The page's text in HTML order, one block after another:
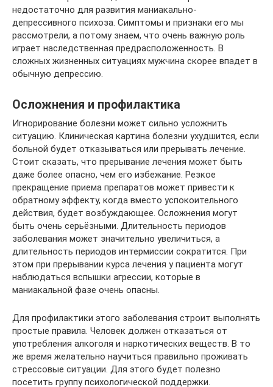
недостаточно для развития маниакально-
депрессивного психоза. Симптомы и признаки его мы
рассмотрели, а потому знаем, что очень важную роль
играет наследственная предрасположенность. В
сложных жизненных ситуациях мужчина скорее впадет в
обычную депрессию.
Осложнения и профилактика
Игнорирование болезни может сильно усложнить
ситуацию. Клиническая картина болезни ухудшится, если
больной будет отказываться или прерывать лечение.
Стоит сказать, что прерывание лечения может быть
даже более опасно, чем его избежание. Резкое
прекращение приема препаратов может привести к
обратному эффекту, когда вместо успокоительного
действия, будет возбуждающее. Осложнения могут
быть очень серьёзными. Длительность периодов
заболевания может значительно увеличиться, а
длительность периодов интермиссии сократится. При
этом при прерывании курса лечения у пациента могут
наблюдаться вспышки агрессии, которые в
маниакальной фазе очень опасны.
Для профилактики этого заболевания строит выполнять
простые правила. Человек должен отказаться от
употребления алкоголя и наркотических веществ. В то
же время желательно научиться правильно проживать
стрессовые ситуации. Для этого будет полезно
посетить группу психологической поддержки.